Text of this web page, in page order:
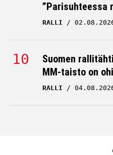
”Parisuhteessa
RALLI
Suomen
MM-taisto on ohi
RALLI